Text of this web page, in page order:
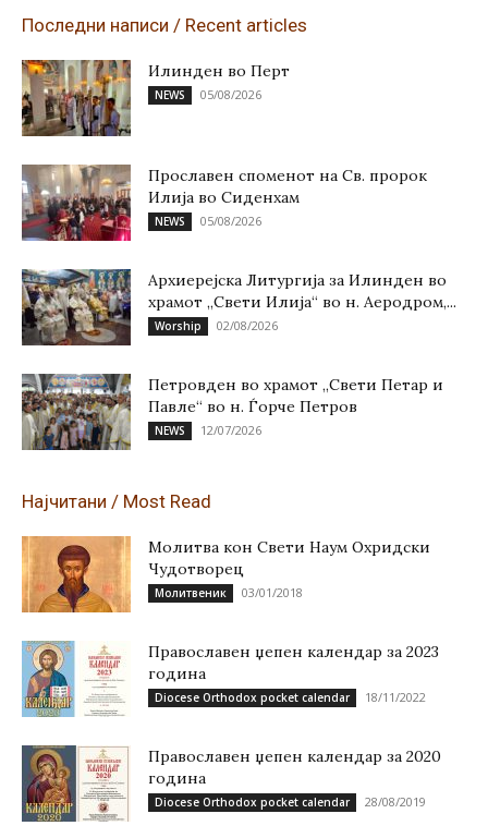
Последни написи / Recent articles
Илинден во Перт
NEWS 05/08/2026
Прославен споменот на Св. пророк
Илија во Сиденхам
NEWS 05/08/2026
Архиерејска Литургија за Илинден во
храмот „Свети Илија“ во н. Аеродром,...
Worship 02/08/2026
Петровден во храмот „Свети Петар и
Павле“ во н. Ѓорче Петров
NEWS 12/07/2026
Најчитани / Most Read
Молитва кон Свети Наум Охридски
Чудотворец
Молитвеник 03/01/2018
Православен џепен календар за 2023
година
Diocese Orthodox pocket calendar 18/11/2022
Православен џепен календар за 2020
година
Diocese Orthodox pocket calendar 28/08/2019